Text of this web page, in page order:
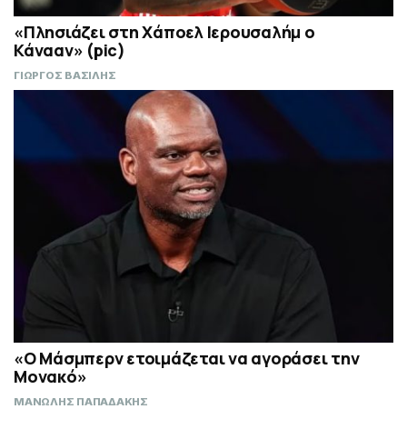
«Πλησιάζει στη Χάποελ Ιερουσαλήμ ο
Κάνααν» (pic)
ΓΙΩΡΓΟΣ ΒΑΣΙΛΗΣ
«Ο Μάσμπερν ετοιμάζεται να αγοράσει την
Μονακό»
ΜΑΝΩΛΗΣ ΠΑΠΑΔΑΚΗΣ